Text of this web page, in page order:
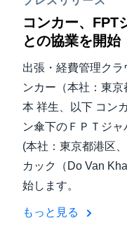
コンカー、FPT
との協業を開始
出張・経費管理ク
ンカー（本社：東
本 祥生、以下 コン
ン傘下のＦＰＴジ
(本社：東京都港区
カック（Do Van
始します。
もっと見る